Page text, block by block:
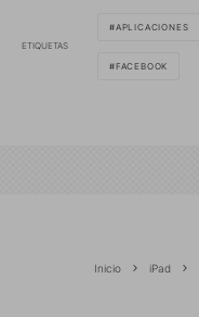
ETIQUETAS
APLICACIONES
FACEBOOK
Inicio iPad